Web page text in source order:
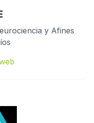
y Afines